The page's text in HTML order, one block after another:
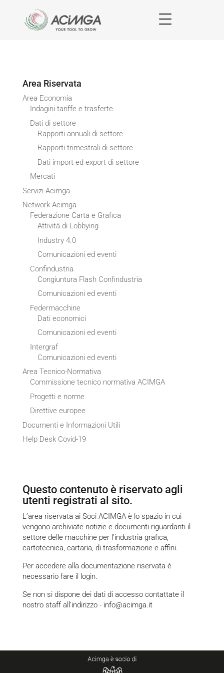
Area Riservata
Area Economia
Indagini tariffe e trasferte
Dati di settore
Rapporti annuali di settore
Rapporti trimestrali di settore
Dati import ed export di settore
Mercati
Servizi Acimga
Network Acimga
Federazione Carta e Grafica
Attività di Lobbying
Industry 4.0
Comunicazioni ed eventi
Confindustria
Congiuntura Flash Confindustria
Comunicazioni ed eventi
Federmacchine
Dati economici
Comunicazioni ed eventi
Intergraf
Comunicazioni ed eventi
Area Tecnico-Normativa
Commissione tecnico normativa ACIMGA
Progetti e norme
Direttive europee
Documenti e Informazioni Utili
Help Desk Covid-19
Questo contenuto è riservato agli
utenti registrati al sito.
L’area riservata ai Soci ACIMGA è lo spazio in cui
vengono archiviate notizie e documenti riguardanti il
settore delle macchine per l’industria grafica,
cartotecnica, cartaria, di trasformazione e affini.
Per accedere alla documentazione riservata è
necessario fare il login.
Se non si dispone dei dati di accesso contattate il
nostro staff all'indirizzo - info@acimga.it